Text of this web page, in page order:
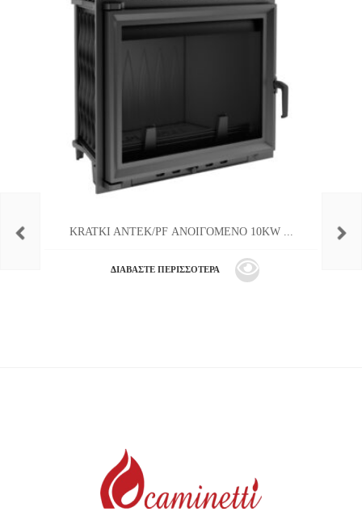
KRATKI ANTEK/PF ΑΝΟΙΓΟΜΕΝΟ 10KW ...
ΔΙΑΒΆΣΤΕ ΠΕΡΙΣΣΌΤΕΡΑ